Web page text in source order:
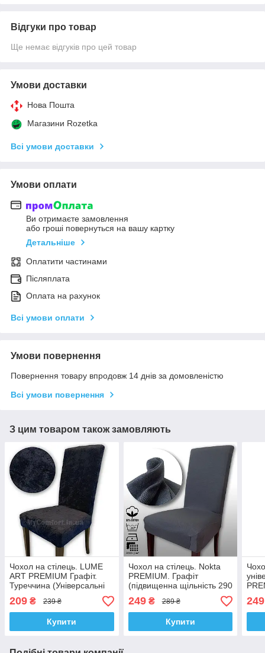
Відгуки про товар
Ще немає відгуків про цей товар
Умови доставки
Нова Пошта
Магазини Rozetka
Всі умови доставки
Умови оплати
Ви отримаєте замовлення
або гроші повернуться на вашу картку
Детальніше
Оплатити частинами
Післяплата
Оплата на рахунок
Всі умови оплати
Умови повернення
Повернення товару впродовж 14 днів за домовленістю
Всі умови повернення
З цим товаром також замовляють
Чохол на стілець. LUME
ART PREMIUM Графіт.
Туреччина (Універсальні
велюровий, щільність 290
г/м²)
209 ₴ 239 ₴
Купити
Чохол на стілець. Nokta
PREMIUM. Графіт
(підвищенна щільність 290
249₴ 289 ₴
Купити
м²,
249